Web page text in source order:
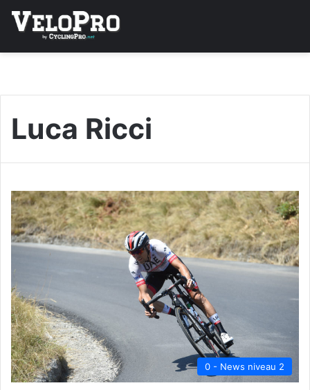
Luca Ricci
0 - News niveau 2